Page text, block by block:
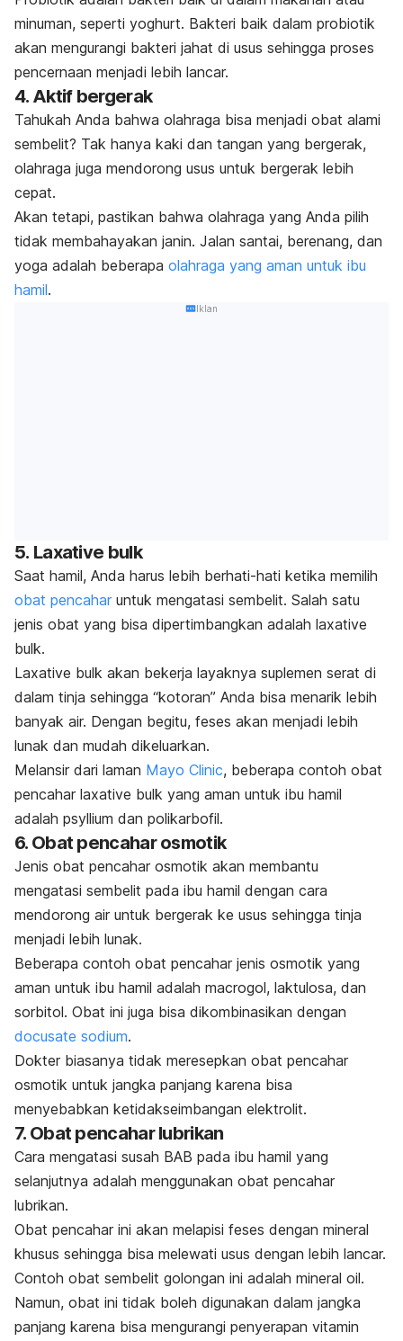
minuman, seperti yoghurt. Bakteri baik dalam probiotik
akan mengurangi bakteri jahat di usus sehingga proses
pencernaan menjadi lebih lancar.
4. Aktif bergerak
Tahukah Anda bahwa olahraga bisa menjadi obat alami
sembelit? Tak hanya kaki dan tangan yang bergerak,
olahraga juga mendorong usus untuk bergerak lebih
cepat.
Akan tetapi, pastikan bahwa olahraga yang Anda pilih
tidak membahayakan janin. Jalan santai, berenang, dan
yoga adalah beberapa olahraga yang aman untuk ibu
hamil.
Iklan
5. Laxative bulk
Saat hamil, Anda harus lebih berhati-hati ketika memilih
obat pencahar untuk mengatasi sembelit. Salah satu
jenis obat yang bisa dipertimbangkan adalah laxative
bulk.
Laxative bulk akan bekerja layaknya suplemen serat di
dalam tinja sehingga “kotoran” Anda bisa menarik lebih
banyak air. Dengan begitu, feses akan menjadi lebih
lunak dan mudah dikeluarkan.
Melansir dari laman Mayo Clinic, beberapa contoh obat
pencahar laxative bulk yang aman untuk ibu hamil
adalah psyllium dan polikarbofil.
6. Obat pencahar osmotik
Jenis obat pencahar osmotik akan membantu
mengatasi sembelit pada ibu hamil dengan cara
mendorong air untuk bergerak ke usus sehingga tinja
menjadi lebih lunak.
Beberapa contoh obat pencahar jenis osmotik yang
aman untuk ibu hamil adalah macrogol, laktulosa, dan
sorbitol. Obat ini juga bisa dikombinasikan dengan
docusate sodium.
Dokter biasanya tidak meresepkan obat pencahar
osmotik untuk jangka panjang karena bisa
menyebabkan ketidakseimbangan elektrolit.
7. Obat pencahar lubrikan
Cara mengatasi susah BAB pada ibu hamil yang
selanjutnya adalah menggunakan obat pencahar
lubrikan.
Obat pencahar ini akan melapisi feses dengan mineral
khusus sehingga bisa melewati usus dengan lebih lancar.
Contoh obat sembelit golongan ini adalah mineral oil.
Namun, obat ini tidak boleh digunakan dalam jangka
panjang karena bisa mengurangi penyerapan vitamin